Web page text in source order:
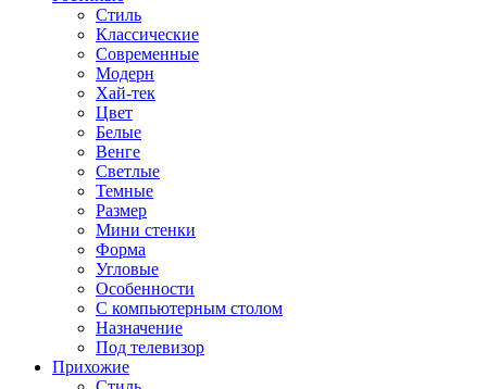
Стиль
Классические
Современные
Модерн
Хай-тек
Цвет
Белые
Венге
Светлые
Темные
Размер
Мини стенки
Форма
Угловые
Особенности
С компьютерным столом
Назначение
Под телевизор
Прихожие